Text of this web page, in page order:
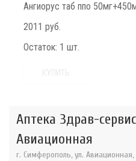
Ангиорус таб ппо
2011 руб.
Остаток: 1 шт.
Аптека Здрав-
Авиационная
г. Симферополь, ул. Авиационная,